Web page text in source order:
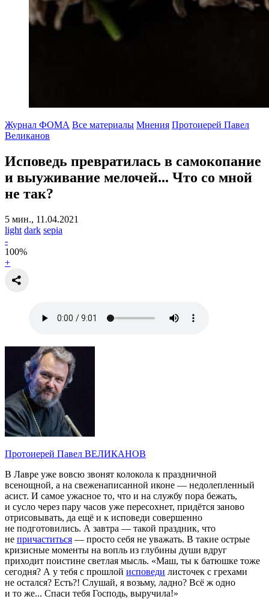
Журнал ФОМА Все материалы Мнения Протоиерей Павел
Великанов
Исповедь превратилась в самокопание
и выуживание мелочей... Что со мной
не так?
5 мин., 11.04.2021
light dark sepia
-
100%
+
Протоиерей Павел ВЕЛИКАНОВ
В Лавре уже вовсю звонят колокола к праздничной
всенощной, а на свеженаписанной иконе — недолепленный
асист. И самое ужасное то, что и на службу пора бежать,
и сусло через пару часов уже пересохнет, придётся заново
отрисовывать, да ещё и к исповеди совершенно
не подготовились. А завтра — такой праздник, что
не причаститься — просто себя не уважать. В такие острые
кризисные моменты на вопль из глубины души вдруг
приходит поистине светлая мысль. «Маш, ты к батюшке тоже
сегодня? А у тебя с прошлой исповеди листочек с грехами
не остался? Есть?! Слушай, я возьму, ладно? Всё ж одно
и то же... Спаси тебя Господь, выручила!»